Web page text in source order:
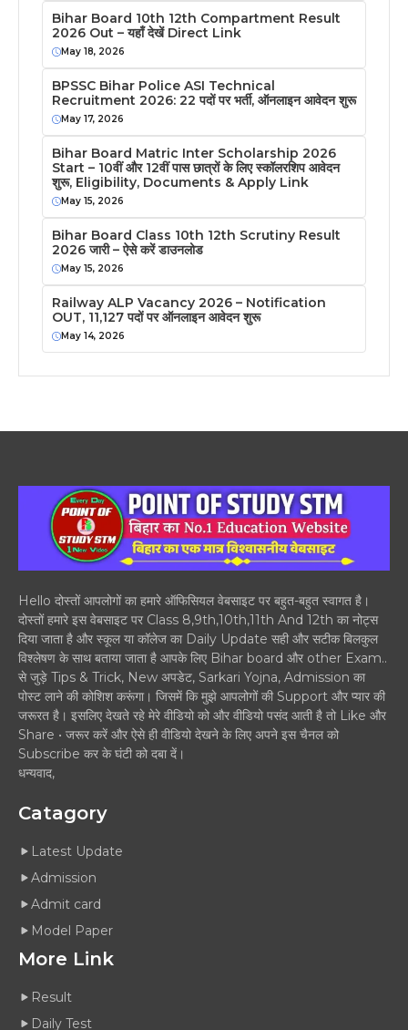
Bihar Board 10th 12th Compartment Result
2026 Out – यहाँ देखें Direct Link
May 18, 2026
BPSSC Bihar Police ASI Technical
Recruitment 2026: 22 पदों पर भर्ती, ऑनलाइन आवेदन शुरू
May 17, 2026
Bihar Board Matric Inter Scholarship 2026
Start – 10वीं और 12वीं पास छात्रों के लिए स्कॉलरशिप आवेदन
शुरू, Eligibility, Documents & Apply Link
May 15, 2026
Bihar Board Class 10th 12th Scrutiny Result
2026 जारी – ऐसे करें डाउनलोड
May 15, 2026
Railway ALP Vacancy 2026 – Notification
OUT, 11,127 पदों पर ऑनलाइन आवेदन शुरू
May 14, 2026
Hello दोस्तों आपलोगों का हमारे ऑफिसियल वेबसाइट पर बहुत-बहुत स्वागत है।
दोस्तों हमारे इस वेबसाइट पर Class 8,9th,10th,11th And 12th का नोट्स
दिया जाता है और स्कूल या कॉलेज का Daily Update सही और सटीक बिलकुल
विश्लेषण के साथ बताया जाता है आपके लिए Bihar board और other Exam..
से जुड़े Tips & Trick, New अपडेट, Sarkari Yojna, Admission का
पोस्ट लाने की कोशिश करूंगा। जिसमें कि मुझे आपलोगों की Support और प्यार की
जरूरत है। इसलिए देखते रहे मेरे वीडियो को और वीडियो पसंद आती है तो Like और
Share • जरूर करें और ऐसे ही वीडियो देखने के लिए अपने इस चैनल को
Subscribe कर के घंटी को दबा दें।
धन्यवाद,
Catagory
Latest Update
Admission
Admit card
Model Paper
More Link
Result
Daily Test